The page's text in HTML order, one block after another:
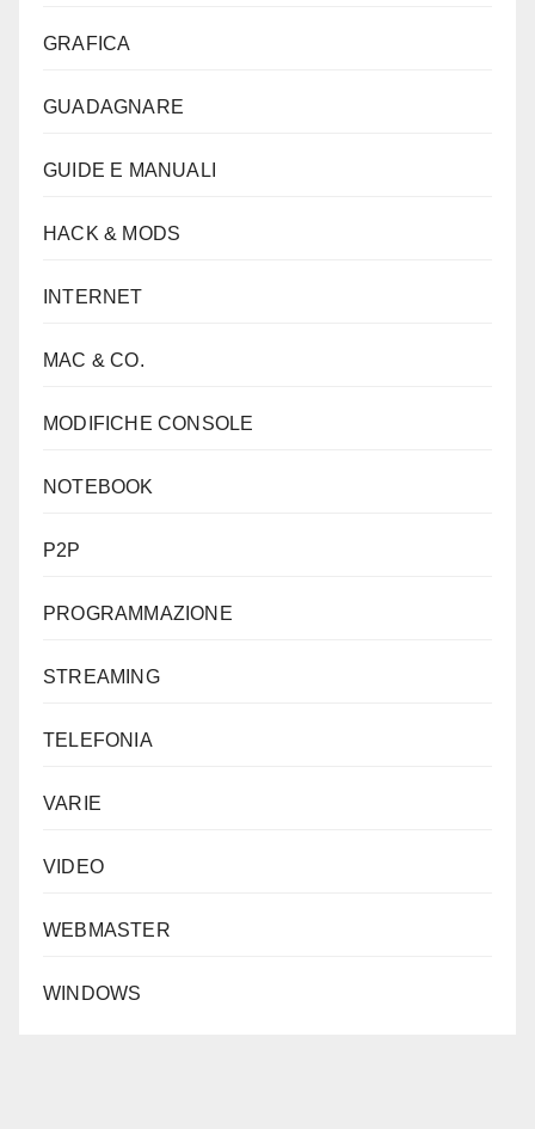
GRAFICA
GUADAGNARE
GUIDE E MANUALI
HACK & MODS
INTERNET
MAC & CO.
MODIFICHE CONSOLE
NOTEBOOK
P2P
PROGRAMMAZIONE
STREAMING
TELEFONIA
VARIE
VIDEO
WEBMASTER
WINDOWS